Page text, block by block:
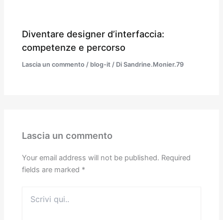
Diventare designer d’interfaccia:
competenze e percorso
Lascia un commento / blog-it / DiSandrine.Monier.79
Lascia un commento
Your email address will not be published. Required
fields are marked *
qui..